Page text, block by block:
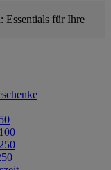
Essentials für Ihre